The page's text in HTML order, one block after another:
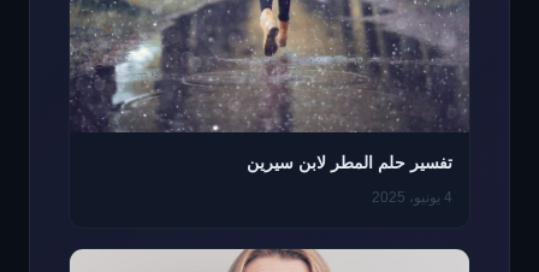
تفسير حلم المطر لابن سيرين
4 يونيو، 2025